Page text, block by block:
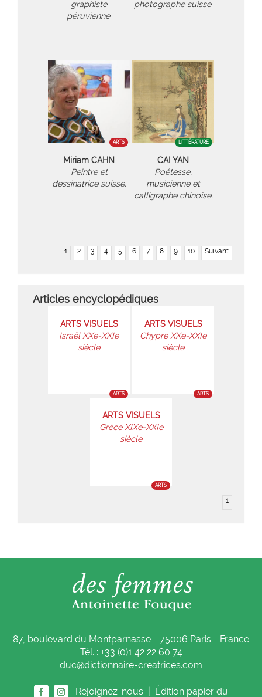
graphiste
péruvienne.
photographe suisse.
ARTS
Miriam CAHN
Peintre et
dessinatrice suisse.
LITTÉRATURE
CAI YAN
Poétesse,
musicienne et
calligraphe chinoise.
1 2 3 4 5 6 7 8 9 10 Suivant
Articles encyclopédiques
ARTS VISUELS
Israël XXe-XXIe
siècle
ARTS
ARTS VISUELS
Chypre XXe-XXIe
siècle
ARTS
ARTS VISUELS
Grèce XIXe-XXIe
siècle
ARTS
1
87, boulevard du Montparnasse - 75006 Paris - France
Tél. : +33 (0)1 42 22 60 74
duc@dictionnaire-creatrices.com
Rejoignez-nous | Édition papier du